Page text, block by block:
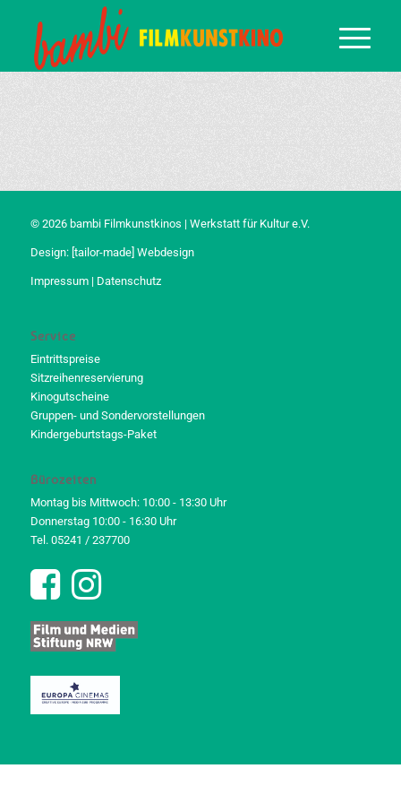
© 2026 bambi Filmkunstkinos | Werkstatt für Kultur e.V.
Design: [tailor-made] Webdesign
Impressum| Datenschutz
Service
Eintrittspreise
Sitzreihenreservierung
Kinogutscheine
Gruppen- und Sondervorstellungen
Kindergeburtstags-Paket
Bürozeiten
Montag bis Mittwoch: 10:00 - 13:30 Uhr
Donnerstag 10:00 - 16:30 Uhr
Tel. 05241 / 237700